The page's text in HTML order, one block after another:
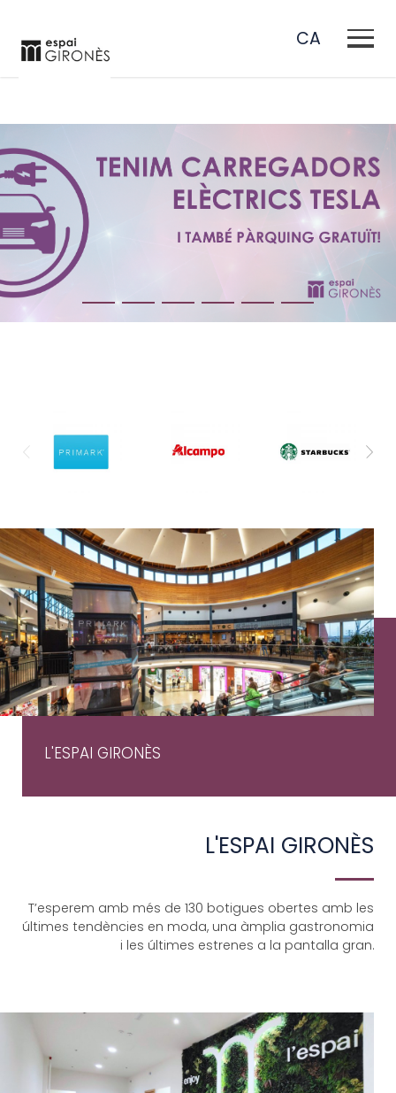
CA
ES
FR
L'ESPAI GIRONÈS
L'ESPAI GIRONÈS
T’esperem amb més de 130 botigues obertes amb les
últimes tendències en moda, una àmplia gastronomia
i les últimes estrenes a la pantalla gran.